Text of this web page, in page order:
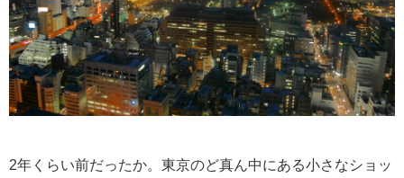
2年くらい前だったか。東京のど真ん中にある小さなショッ